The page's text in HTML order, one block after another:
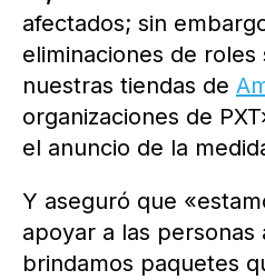
afectados; sin
eliminaciones de
nuestras tiendas de
organizaciones de
el anuncio de la
Y aseguró que
apoyar a las personas
brindamos paquetes